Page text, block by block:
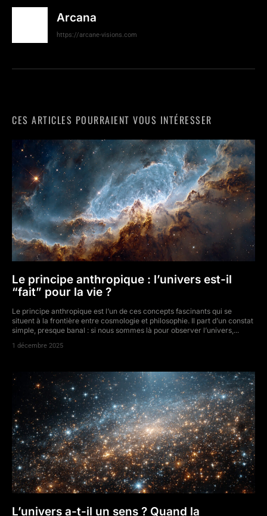
Arcana
https://arcane-visions.com
CES ARTICLES POURRAIENT VOUS INTÉRESSER
Le principe anthropique : l’univers est-il
“fait” pour la vie ?
Le principe anthropique est l’un de ces concepts fascinants qui se
situent à la frontière entre cosmologie et philosophie. Il part d’un constat
simple, presque banal : si nous sommes là pour observer l’univers,...
1 décembre 2025
L’univers a-t-il un sens ? Quand la